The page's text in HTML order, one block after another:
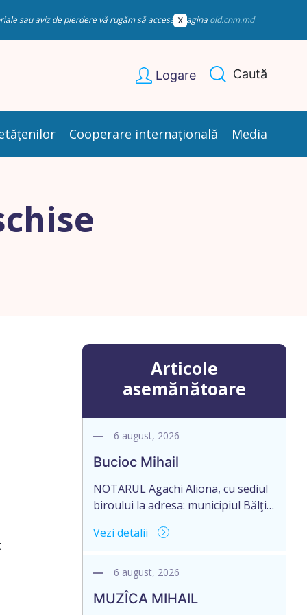
sau aviz de pierdere vă rugăm să accesați pagina old.cnm.md
Logare Caută
Cooperare internațională Media
Articole
asemănătoare
6 august, 2026
Bucioc Mihail
NOTARUL Agachi Aliona, cu sediul
biroului la adresa: municipiul Bălţi,
deschiderea procedurii succesorale
Mihail, născut la 20 august 1944,
IDNP 2003037030918, decedat la 28
decembrie 2019. Eliberarea
Vezi detalii
6 august, 2026
MUZÎCA MIHAIL